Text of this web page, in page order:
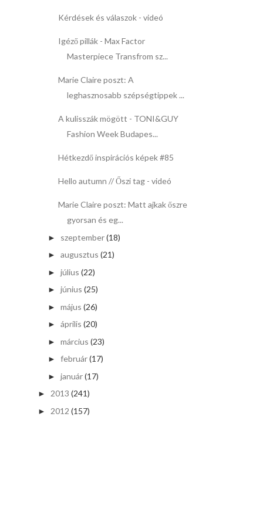
Kérdések és válaszok - videó
Igéző pillák - Max Factor
Masterpiece Transfrom sz...
Marie Claire poszt: A
leghasznosabb szépségtippek ...
A kulisszák mögött - TONI&GUY
Fashion Week Budapes...
Hétkezdő inspirációs képek #85
Hello autumn // Őszi tag - videó
Marie Claire poszt: Matt ajkak őszre
gyorsan és eg...
► szeptember(18)
► augusztus (21)
► július (22)
► június (25)
► május (26)
► április (20)
► március (23)
► február(17)
► január(17)
► 2013 (241)
► 2012 (157)